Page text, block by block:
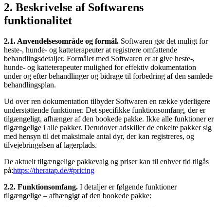
2. Beskrivelse af Softwarens
funktionalitet
2.1. Anvendelsesområde og formål. Softwaren gør det muligt for
heste-, hunde- og katteterapeuter at registrere omfattende
behandlingsdetaljer. Formålet med Softwaren er at give heste-,
hunde- og katteterapeuter mulighed for effektiv dokumentation
under og efter behandlinger og bidrage til forbedring af den samlede
behandlingsplan.
Ud over ren dokumentation tilbyder Softwaren en række yderligere
understøttende funktioner. Det specifikke funktionsomfang, der er
tilgængeligt, afhænger af den bookede pakke. Ikke alle funktioner er
tilgængelige i alle pakker. Derudover adskiller de enkelte pakker sig
med hensyn til det maksimale antal dyr, der kan registreres, og
tilvejebringelsen af lagerplads.
De aktuelt tilgængelige pakkevalg og priser kan til enhver tid tilgås
på:https://theratap.de/#pricing
2.2. Funktionsomfang. I detaljer er følgende funktioner
tilgængelige – afhængigt af den bookede pakke: